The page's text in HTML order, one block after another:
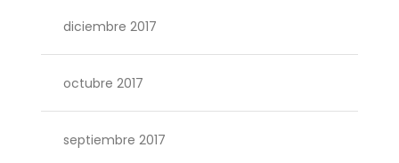
diciembre 2017
octubre 2017
septiembre 2017